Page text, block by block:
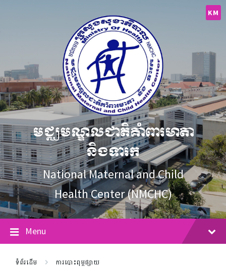
KM
មជ្ឈមណ្ឌលជាតិគាំពារមាតា
និងទារក
National Maternal and Child
Health Center (NMCHC)
Menu
ទំព័រដើម ការបោះពុម្ពផ្សាយ